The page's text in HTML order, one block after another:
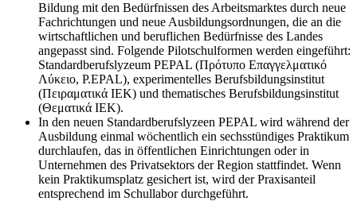
Bildung mit den Bedürfnissen des Arbeitsmarktes durch neue
Fachrichtungen und neue Ausbildungsordnungen, die an die
wirtschaftlichen und beruflichen Bedürfnisse des Landes
angepasst sind. Folgende Pilotschulformen werden eingeführt:
Standardberufslyzeum PEPAL (Πρότυπο Επαγγελματικό
Λύκειο, P.EPAL), experimentelles Berufsbildungsinstitut
(Πειραματικά ΙΕΚ) und thematisches Berufsbildungsinstitut
(Θεματικά ΙΕΚ).
In den neuen Standardberufslyzeen PEPAL wird während der
Ausbildung einmal wöchentlich ein sechsstündiges Praktikum
durchlaufen, das in öffentlichen Einrichtungen oder in
Unternehmen des Privatsektors der Region stattfindet. Wenn
kein Praktikumsplatz gesichert ist, wird der Praxisanteil
entsprechend im Schullabor durchgeführt.